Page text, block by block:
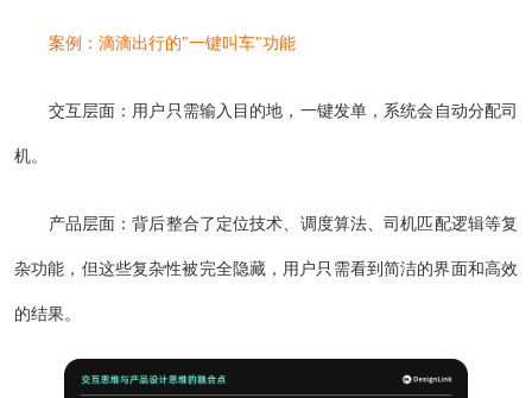
案例：滴滴出行的"一键叫车"功能
交互层面：用户只需输入目的地，一键发单，系统会自动分配司
机。
产品层面：背后整合了定位技术、调度算法、司机匹配逻辑等复
杂功能，但这些复杂性被完全隐藏，用户只需看到简洁的界面和高效
的结果。